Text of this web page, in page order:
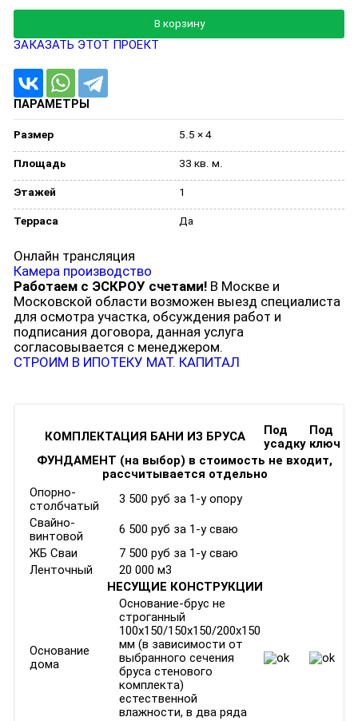
В корзину
ЗАКАЗАТЬ ЭТОТ ПРОЕКТ
ПАРАМЕТРЫ
Размер 5.5 × 4
Площадь 33 кв. м.
Этажей 1
Терраса Да
Онлайн трансляция
Камера производство
Работаем с ЭСКРОУ счетами!В Москве и
Московской области возможен выезд специалиста
для осмотра участка, обсуждения работ и
подписания договора, данная услуга
согласовывается с менеджером.
СТРОИМ В ИПОТЕКУ МАТ. КАПИТАЛ
КОМПЛЕКТАЦИЯ БАНИ ИЗ БРУСА
Под
усадку
Под
ключ
ФУНДАМЕНТ (на выбор) в стоимость не входит,
рассчитывается отдельно
Опорно-
столбчатый
3 500 руб за 1-у опору
Свайно-
винтовой
6 500 руб за 1-у сваю
ЖБ Сваи
7 500 руб за 1-у сваю
Ленточный
20 000 м3
НЕСУЩИЕ КОНСТРУКЦИИ
Основание
дома
Основание-брус не
строганный
100х150/150х150/200х150
мм (в зависимости от
выбранного сечения
бруса стенового
комплекта)
естественной
влажности, в два ряда